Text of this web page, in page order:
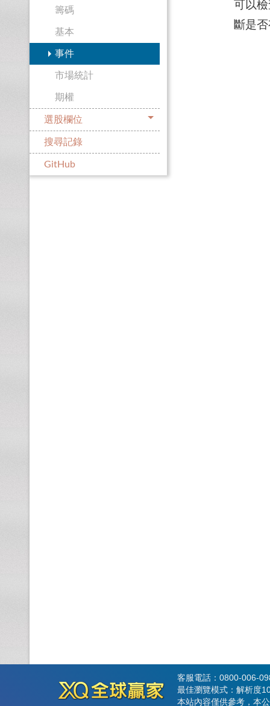
籌碼
基本
事件
市場統計
期權
選股欄位
搜尋記錄
GitHub
可以
斷是
客服電話：0800-006-
最佳瀏覽模式：解析度
本站內容僅供參考，本